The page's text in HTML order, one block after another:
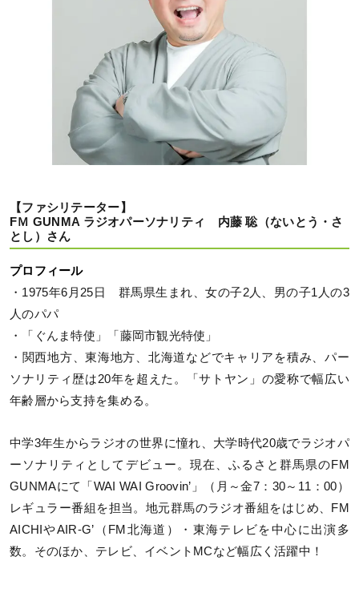
【ファシリテーター】
FＭ GUNMA ラジオパーソナリティ 内藤 聡（ないとう・さ
とし）さん
プロフィール
・1975年6月25日 群馬県生まれ、女の子2人、男の子1人の3
人のパパ
・「ぐんま特使」「藤岡市観光特使」
・関西地方、東海地方、北海道などでキャリアを積み、パー
ソナリティ歴は20年を超えた。「サトヤン」の愛称で幅広い
年齢層から支持を集める。
中学3年生からラジオの世界に憧れ、大学時代20歳でラジオパ
ーソナリティとしてデビュー。現在、ふるさと群馬県のFM
GUNMAにて「WAI WAI Groovin’」（月～金7：30～11：00）
レギュラー番組を担当。地元群馬のラジオ番組をはじめ、FM
AICHIやAIR-G’（FM北海道）・東海テレビを中心に出演多
数。そのほか、テレビ、イベントMCなど幅広く活躍中！